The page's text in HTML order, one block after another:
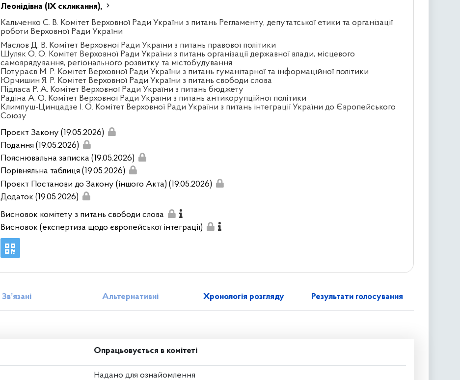
Леонідівна (IX скликання),
Кальченко С. В. Комітет Верховної Ради України з питань Регламенту, депутатської етики та організації
роботи Верховної Ради України
Маслов Д. В. Комітет Верховної Ради України з питань правової політики
Шуляк О. О. Комітет Верховної Ради України з питань організації державної влади, місцевого
самоврядування, регіонального розвитку та містобудування
Потураєв М. Р. Комітет Верховної Ради України з питань гуманітарної та інформаційної політики
Юрчишин Я. Р. Комітет Верховної Ради України з питань свободи слова
Підласа Р. А. Комітет Верховної Ради України з питань бюджету
Радіна А. О. Комітет Верховної Ради України з питань антикорупційної політики
Климпуш-Цинцадзе І. О. Комітет Верховної Ради України з питань інтеграції України до Європейського
Союзу
Проєкт Закону (19.05.2026)
Подання (19.05.2026)
Пояснювальна записка (19.05.2026)
Порівняльна таблиця (19.05.2026)
Проєкт Постанови до Закону (іншого Акта) (19.05.2026)
Додаток (19.05.2026)
Висновок комітету з питань свободи слова
Висновок (експертиза щодо європейської інтеграції)
Зв’язані Альтернативні Хронологія розгляду Результати голосування
Опрацьовується в комітеті
Надано для ознайомлення